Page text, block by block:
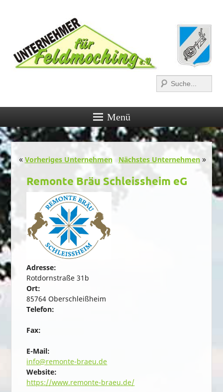
Menü
Post navigation
« Vorheriges Unternehmen Nächstes Unternehmen»
Remonte Bräu Schleissheim eG
Adresse:
Rotdornstraße 31b
Ort:
85764 Oberschleißheim
Telefon:
Fax:
E-Mail:
info@remonte-braeu.de
Website:
https://www.remonte-braeu.de/